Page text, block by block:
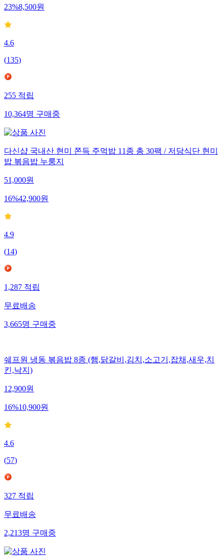
23%8,500원
4.6
(135)
255적립
10,364명구매중
다신샵 국내산 현미 쫀득 주먹밥 11종 총 30팩 / 저당식단 현미
밥 볶음밥 누룽지
51,000원
16%42,900원
4.9
(14)
1,287적립
무료배송
3,665명구매중
쉐프원 냉동 볶음밥 8종 (햄,닭갈비,김치,소고기,잡채,새우,치
킨,낙지)
12,900원
16%10,900원
4.6
(57)
327적립
무료배송
2,213명구매중